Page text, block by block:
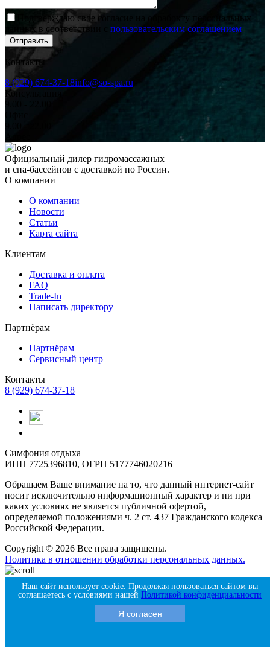
Подтверждаю свое согласие на обрабокту персональных
данных в соответствии с пользовательским соглашением
Отправить
Контакты
8 (929) 674-37-18info@so-spa.ru
Консультация
Официальный дилер гидромассажных
и спа-бассейнов с доставкой по России.
О компании
О компании
Новости
Статьи
Карта сайта
Клиентам
Доставка и оплата
FAQ
Trade-In
Написать директору
Партнёрам
Партнёрам
Сервисный центр
Контакты
8 (929) 674-37-18
Симфония отдыха
ИНН 7725396810, ОГРН 5177746020216
Обращаем Ваше внимание на то, что данный интернет-сайт
носит исключительно информационный характер и ни при
каких условиях не является публичной офертой,
определяемой положениями ч. 2 ст. 437 Гражданского кодекса
Российской Федерации.
Copyright © 2026 Все права защищены.
Политика в отношении обработки персональных данных.
Наш сайт использует cookie. Продолжая пользоваться сайтом вы
соглашаетесь с условиями нашей Политикой конфиденциальности
Я согласен